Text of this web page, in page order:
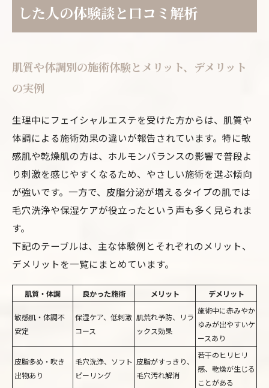
した人の体験談と口コミ解析
肌質や体調別の施術体験とメリット、デメリット
の実例
生理中にフェイシャルエステを受けた方からは、肌質や
体調による施術効果の違いが報告されています。特に敏
感肌や乾燥肌の方は、ホルモンバランスの影響で普段よ
り刺激を感じやすくなるため、やさしい施術を選ぶ傾向
が強いです。一方で、皮脂分泌が増えるタイプの肌では
毛穴洗浄や保湿ケアが役立ったという声も多く見られま
す。
下記のテーブルは、主な体験例とそれぞれのメリット、
デメリットを一覧にまとめています。
肌質・体調 良かった施術 メリット デメリット
敏感肌・体調不
安定
保湿ケア、低刺激
コース
肌荒れ予防、リラ
ックス効果
施術中に赤みやか
ゆみが出やすいケ
ースあり
皮脂多め・吹き
出物あり
毛穴洗浄、ソフト
ピーリング
皮脂がすっきり、
毛穴汚れ解消
若干のヒリヒリ
感、乾燥が生じる
ことがある